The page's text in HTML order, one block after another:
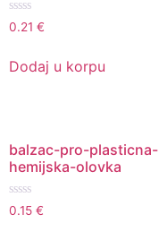
Ocenjeno
sa
od
5
0.21 €
Dodaj u korpu
balzac-pro-plasticna-
hemijska-olovka
Ocenjeno
sa
0.15 €